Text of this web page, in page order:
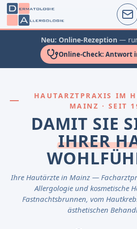
Neu: Online-Rezeption —
Online-Check: Antwort
HAUTARZTPRAXIS IM
MAINZ · SEIT
DAMIT SIE
IHRER
Ihre Hautärzte in Mainz —
Allergologie und kosmetische
Fastnachtsbrunnen, vom
ästhetischen